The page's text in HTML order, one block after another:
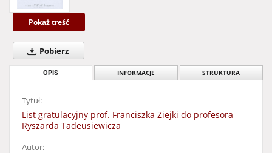
Pokaż treść
Pobierz
OPIS INFORMACJE STRUKTURA
Tytuł:
List gratulacyjny prof. Franciszka Ziejki do profesora
Ryszarda Tadeusiewicza
Autor: